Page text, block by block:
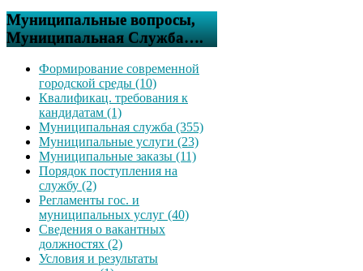
Муниципальные вопросы,
Муниципальная Служба….
Формирование современной
городской среды (10)
Квалификац. требования к
кандидатам (1)
Муниципальная служба (355)
Муниципальные услуги (23)
Муниципальные заказы (11)
Порядок поступления на
службу (2)
Регламенты гос. и
муниципальных услуг (40)
Сведения о вакантных
должностях (2)
Условия и результаты